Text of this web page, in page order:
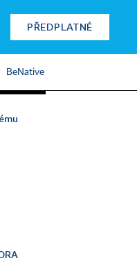
PŘEDPLATNÉ
BeNative